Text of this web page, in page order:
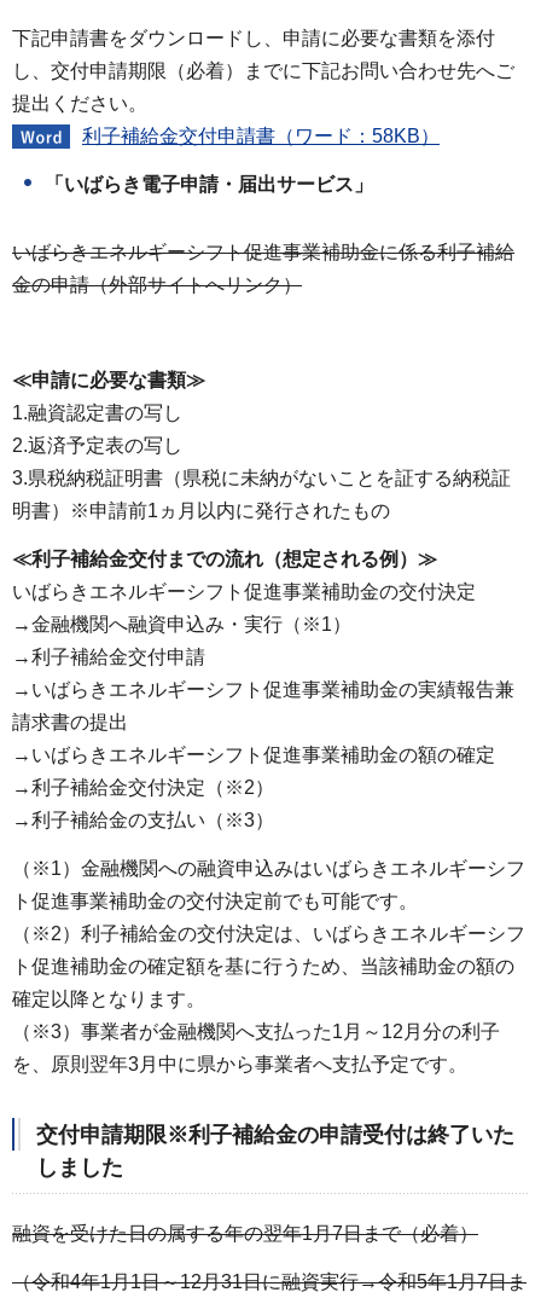
下記申請書をダウンロードし、申請に必要な書類を添付
し、交付申請期限（必着）までに下記お問い合わせ先へご
提出ください。
利子補給金交付申請書（ワード：58KB）
「いばらき電子申請・届出サービス」
いばらきエネルギーシフト促進事業補助金に係る利子補給
金の申請（外部サイトへリンク）
≪申請に必要な書類≫
1.融資認定書の写し
2.返済予定表の写し
3.県税納税証明書（県税に未納がないことを証する納税証
明書）※申請前1ヵ月以内に発行されたもの
≪利子補給金交付までの流れ（想定される例）≫
いばらきエネルギーシフト促進事業補助金の交付決定
→金融機関へ融資申込み・実行（※1）
→利子補給金交付申請
→いばらきエネルギーシフト促進事業補助金の実績報告兼
請求書の提出
→いばらきエネルギーシフト促進事業補助金の額の確定
→利子補給金交付決定（※2）
→利子補給金の支払い（※3）
（※1）金融機関への融資申込みはいばらきエネルギーシフ
ト促進事業補助金の交付決定前でも可能です。
（※2）利子補給金の交付決定は、いばらきエネルギーシフ
ト促進補助金の確定額を基に行うため、当該補助金の額の
確定以降となります。
（※3）事業者が金融機関へ支払った1月～12月分の利子
を、原則翌年3月中に県から事業者へ支払予定です。
交付申請期限※利子補給金の申請受付は終了いた
しました
融資を受けた日の属する年の翌年1月7日まで（必着）
（令和4年1月1日～12月31日に融資実行→令和5年1月7日ま